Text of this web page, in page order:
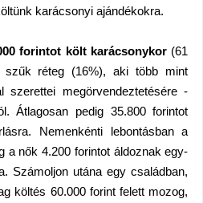
karácsonyi ajándékokra.
forintot költ karácsonykor (61
réteg (16%), aki több mint
szerettei megörvendeztetésére -
Átlagosan pedig 35.800 forintot
Nemenkénti lebontásban a
a nők 4.200 forintot áldoznak egy-
Számoljon utána egy családban,
költés 60.000 forint felett mozog,